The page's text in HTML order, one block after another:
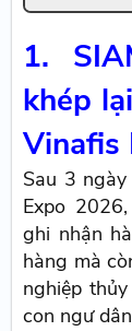
1.
khép
Vinafis
Sau 3 ngày
Expo 2026,
ghi nhận
hàng mà
nghiệp
con ngư